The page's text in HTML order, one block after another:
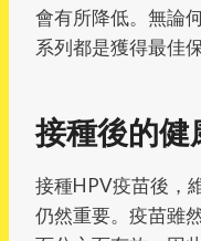
會有所降低。無論
系列都是獲得最佳
接種後的健
接種HPV疫苗後，
仍然重要。疫苗雖